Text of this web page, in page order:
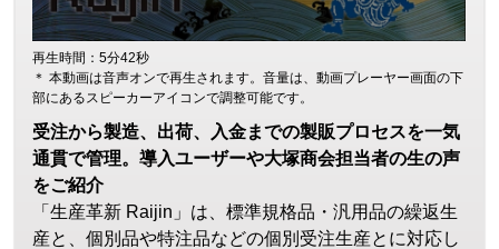
再生時間：5分42秒
＊ 本動画は音声オンで再生されます。音量は、動画プレーヤー画面の下
部にあるスピーカーアイコンで調整可能です。
受注から製造、出荷、入金までの製販プロセスを一気
通貫で管理。導入ユーザーや大塚商会担当者の生の声
をご紹介
「生産革新 Raijin」は、標準規格品・汎用品の繰返生
産と、個別品や特注品などの個別受注生産とに対応し